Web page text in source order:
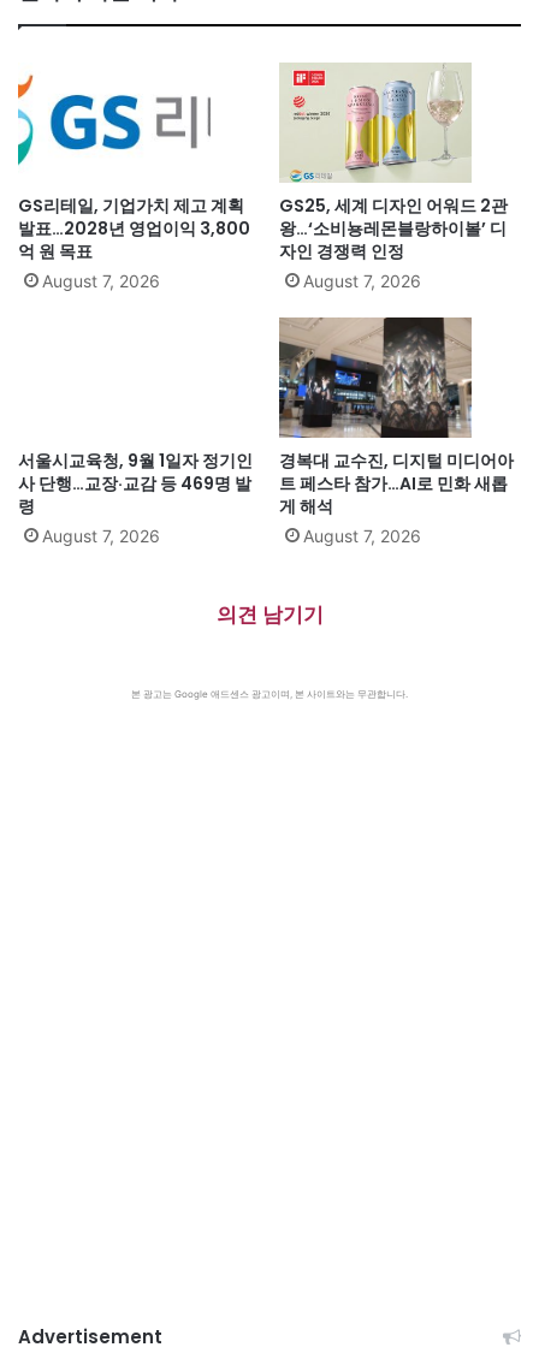
GS리테일, 기업가치 제고 계획
발표…2028년 영업이익 3,800
억 원 목표
August 7, 2026
GS25, 세계 디자인 어워드 2관
왕…‘소비뇽레몬블랑하이볼’ 디
자인 경쟁력 인정
August 7, 2026
서울시교육청, 9월 1일자 정기인
사 단행…교장·교감 등 469명 발
령
August 7, 2026
경복대 교수진, 디지털 미디어아
트 페스타 참가…AI로 민화 새롭
게 해석
August 7, 2026
의견 남기기
본 광고는 Google 애드센스 광고이며, 본 사이트와는 무관합니다.
Advertisement